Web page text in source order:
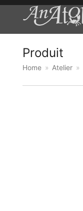
Produit
Home » Atelier »